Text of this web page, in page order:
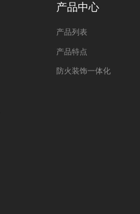
产品中心
产品列表
产品特点
防火装饰一体化